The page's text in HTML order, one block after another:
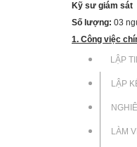
Kỹ sư giám sát
Số lượng: 03
1. Công việc
LẬP
LẬP
LÀM